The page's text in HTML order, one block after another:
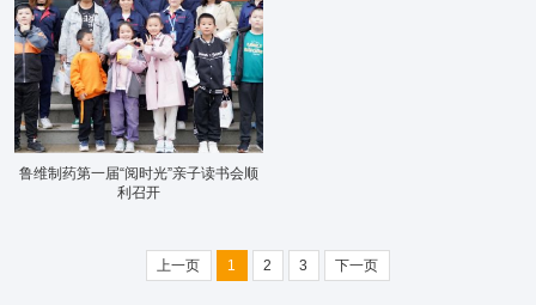
鲁维制药第一届“阅时光”亲子读书会顺
利召开
上一页 1 2 3 下一页